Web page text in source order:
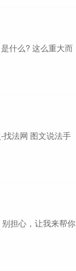
什么? 这么重大而
找法网 图文说法手
担心，让我来帮你